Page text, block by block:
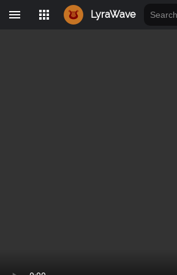
LyraWave